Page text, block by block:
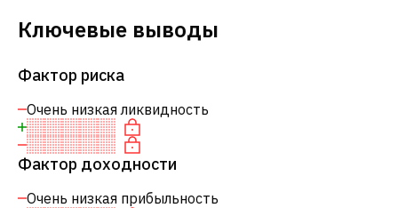
Ключевые выводы
Фактор риска
Очень низкая ликвидность
Фактор доходности
Очень низкая прибыльность